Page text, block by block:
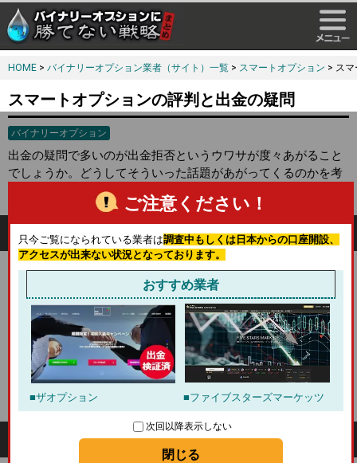
ご注意ください！
只今ご覧になられている業者は調査中もしくは日本からの口座開設、
アクセスが出来ない状況となっております。
おすすめ業者
ザオプション ファイブスターズマーケッツ
次回以降表示しない
閉じる
HOME > バイナリーオプション業者（サイト）一覧 > スマートオプション > ス
スマートオプションの評判と出金の疑問
バイナリーオプション
出金の疑問で多いのが出金拒否というウワサが度々あがること
でしょうか。どうしてそういった話題があがってくるのかを考
えてみましょう。
どういったものが多いのか
良く聞くのが、出金出来なかった事のみを伝えるものなのです
何がどうなっって出金が出来なかったのかわからないケース
です。小さい業者ならまだしも大きな業者ほどしっかりと理由
があるはずなので、サポートに問い合わせをするなどして理由
をはっきりさせることが重要だと思います。
理由としてはいくつかあるのですが大きな理由を少し見てみま
しょう。
本人確認書類の重要性